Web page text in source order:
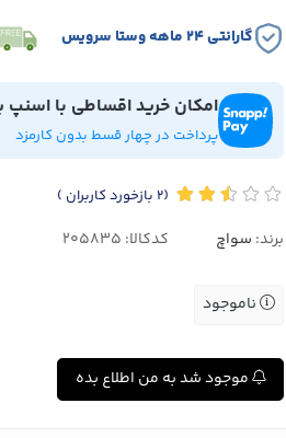
گارانتی ۲۴ ماهه وستا سرویس
امکان خرید اقساطی با اسنپ
پرداخت در چهار قسط بدون کارمزد
(2 بازخورد کاربران )
برند: سواچ کدکالا:
ناموجود
موجود شد به من اطلاع بده